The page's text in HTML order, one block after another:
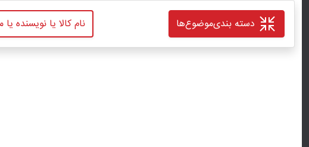
دسته بندیموضوع‌ها